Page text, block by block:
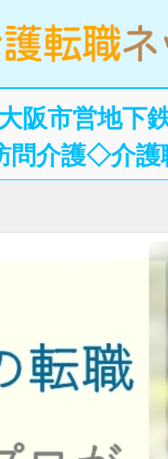
阪市営地下
介護◇介護